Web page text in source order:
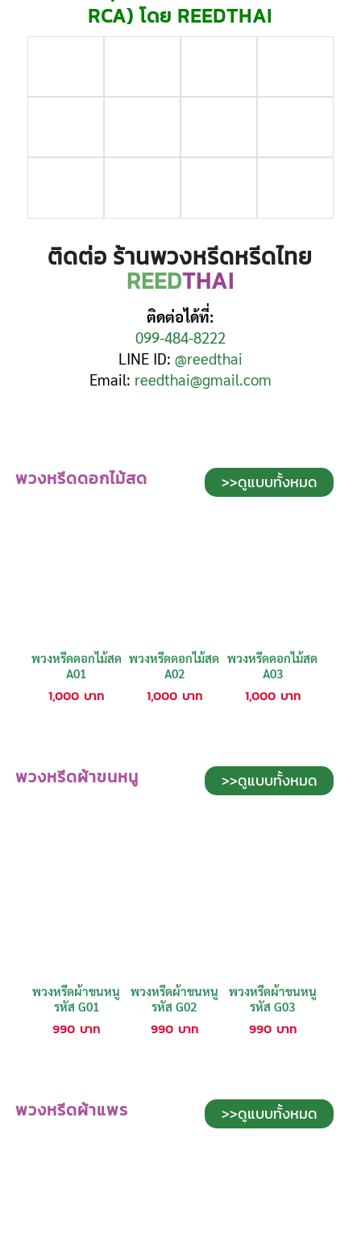
RCA) โดย REEDTHAI
ติดต่อ ร้านพวงหรีดหรีดไทย
REEDTHAI
ติดต่อได้ที่:
099-484-8222
LINE ID: @reedthai
Email: reedthai@gmail.com
พวงหรีดดอกไม้สด >>ดูแบบทั้งหมด
พวงหรีดดอกไม้สด
A01
1,000 บาท
พวงหรีดดอกไม้สด
A02
1,000 บาท
พวงหรีดดอกไม้สด
A03
1,000 บาท
พวงหรีดผ้าขนหนู >>ดูแบบทั้งหมด
พวงหรีดผ้าขนหนู
รหัส G01
990 บาท
พวงหรีดผ้าขนหนู
รหัส G02
990 บาท
พวงหรีดผ้าขนหนู
รหัส G03
990 บาท
พวงหรีดผ้าแพร >>ดูแบบทั้งหมด